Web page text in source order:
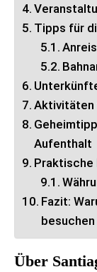
Tipps für
Aktivitäten
Aufenthalt
Praktische
Fazit:
besuchen
Über